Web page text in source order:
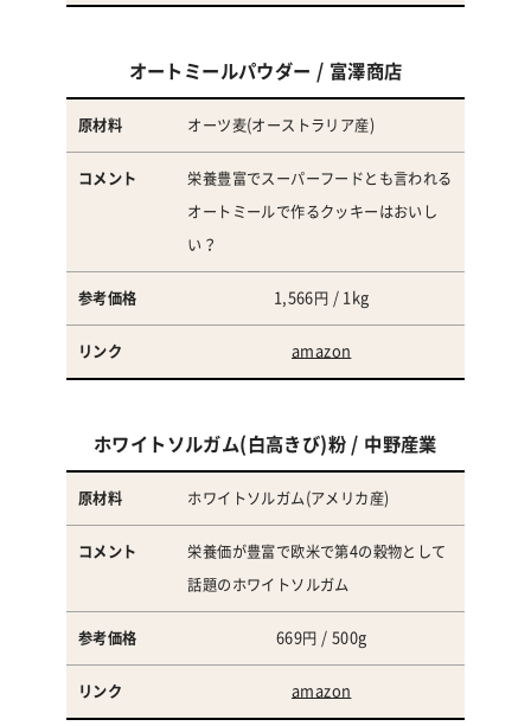
オートミールパウダー / 富澤商店
オーツ麦(オーストラリア産)
栄養豊富でスーパーフードとも言われる
オートミールで作るクッキーはおいし
い？
1,566円 / 1kg
amazon
ホワイトソルガム(白高きび)粉 / 中野産業
ホワイトソルガム(アメリカ産)
栄養価が豊富で欧米で第4の穀物として
話題のホワイトソルガム
669円 / 500g
amazon